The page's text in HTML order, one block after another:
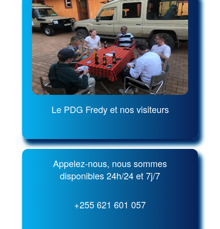
Le PDG Fredy et nos visiteurs
Appelez-nous, nous sommes
disponibles 24h/24 et 7j/7
+255 621 601 057